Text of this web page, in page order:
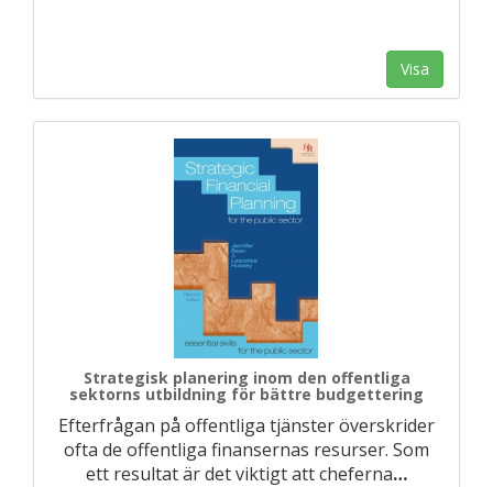
Visa
Strategisk planering inom den offentliga
sektorns utbildning för bättre budgettering
Efterfrågan på offentliga tjänster överskrider
ofta de offentliga finansernas resurser. Som
ett resultat är det viktigt att cheferna…